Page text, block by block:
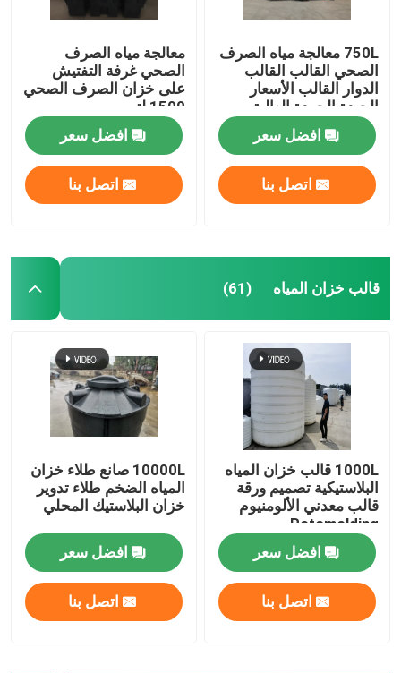
750L معالجة مياه الصرف
الصحي القالب القالب
الدوار القالب الأسعار
الجيدة الجودة العالية
القالب السبتيكي
افضل سعر
اتصل بنا
معالجة مياه الصرف
الصحي غرفة التفتيش
على خزان الصرف الصحي
1500 لتر
افضل سعر
اتصل بنا
قالب خزان المياه (61)
1000L قالب خزان المياه
البلاستيكية تصميم ورقة
قالب معدني الألومنيوم
Rotomolding
افضل سعر
اتصل بنا
10000L صانع طلاء خزان
المياه الضخم طلاء تدوير
خزان البلاستيك المحلي
افضل سعر
اتصل بنا